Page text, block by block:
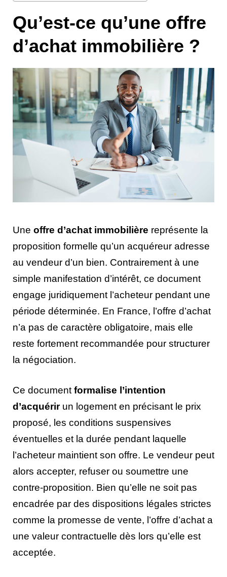
Qu’est-ce qu’une offre
d’achat immobilière ?
Une offre d’achat immobilière représente la
proposition formelle qu’un acquéreur adresse
au vendeur d’un bien. Contrairement à une
simple manifestation d’intérêt, ce document
engage juridiquement l’acheteur pendant une
période déterminée. En France, l’offre d’achat
n’a pas de caractère obligatoire, mais elle
reste fortement recommandée pour structurer
la négociation.
Ce documentformalise l’intention
d’acquérirun logement en précisant le prix
proposé, les conditions suspensives
éventuelles et la durée pendant laquelle
l’acheteur maintient son offre. Le vendeur peut
alors accepter, refuser ou soumettre une
contre-proposition. Bien qu’elle ne soit pas
encadrée par des dispositions légales strictes
comme la promesse de vente, l’offre d’achat a
une valeur contractuelle dès lors qu’elle est
acceptée.